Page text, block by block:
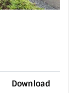
Download